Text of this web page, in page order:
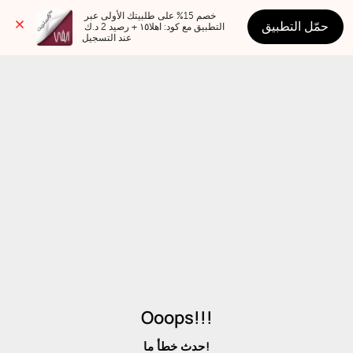
عند التسجيل
حمّل التطبيق
Ooops!!!
حدث خطأ ما!